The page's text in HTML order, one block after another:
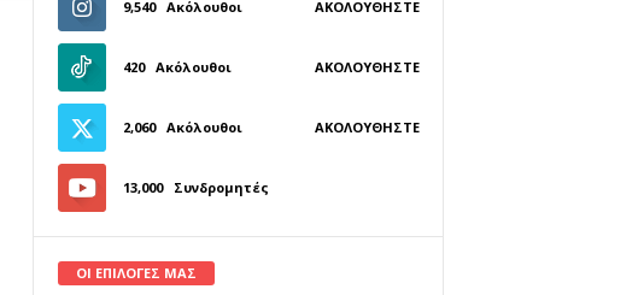
9,540 Ακόλουθοι ΑΚΟΛΟΥΘΉΣΤΕ
420 Ακόλουθοι ΑΚΟΛΟΥΘΉΣΤΕ
2,060 Ακόλουθοι ΑΚΟΛΟΥΘΉΣΤΕ
13,000 Συνδρομητές
ΓΊΝΕΤΕ ΣΥΝΔΡΟΜΗΤΉΣ
ΟΙ ΕΠΙΛΟΓΕΣ ΜΑΣ